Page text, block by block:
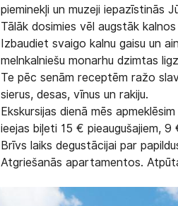
pieminekļi un muzeji iepazīstinās
Tālāk dosimies vēl augstāk
Izbaudiet svaigo kalnu gaisu un
melnkalniešu monarhu dzimtas
Te pēc senām receptēm ražo
sierus, desas, vīnus un rakiju.
Ekskursijas dienā mēs
ieejas biļeti 15 € pieaugušajiem, 9
Brīvs laiks degustācijai par
Atgriešanās apartamentos.